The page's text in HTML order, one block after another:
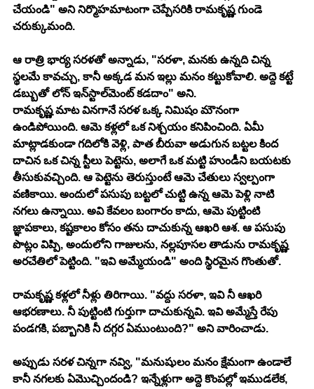
చేయండి" అని నిర్మొహమాటంగా చెప్పేసరికి రామకృష్ణ గుండె
చరుక్కుమంది.
ఆ రాత్రి భార్య సరళతో అన్నాడు, "సరళా, మనకు ఉన్నది చిన్న
స్థలమే కావచ్చు, కానీ అక్కడ మన ఇల్లు మనం కట్టుకోవాలి. అద్దె కట్టే
డబ్బుతో లోన్ ఇన్‌స్టాల్‌మెంట్ కడదాం" అని.
రామకృష్ణ మాట వినగానే సరళ ఒక్క నిమిషం మౌనంగా
ఉండిపోయింది. ఆమె కళ్లలో ఒక నిశ్చయం కనిపించింది. ఏమీ
మాట్లాడకుండా గదిలోకి వెళ్లి, పాత బీరువా అడుగున బట్టల కింద
దాచిన ఒక చిన్న స్టీలు పెట్టెను, అలాగే ఒక మట్టి హుండీని బయటకు
తీసుకువచ్చింది. ఆ పెట్టెను తెరుస్తుంటే ఆమె చేతులు స్వల్పంగా
వణికాయి. అందులో పసుపు బట్టలో చుట్టి ఉన్న ఆమె పెళ్లి నాటి
నగలు ఉన్నాయి. అవి కేవలం బంగారం కాదు, ఆమె పుట్టింటి
జ్ఞాపకాలు, కష్టకాలం కోసం తను దాచుకున్న ఆఖరి ఆశ. ఆ పసుపు
పొట్లం విప్పి, అందులోని గాజులను, నల్లపూసల తాడును రామకృష్ణ
అరచేతిలో పెట్టింది. "ఇవి అమ్మేయండి" అంది స్థిరమైన గొంతుతో.
రామకృష్ణ కళ్లలో నీళ్లు తిరిగాయి. "వద్దు సరళా, ఇవి నీ ఆఖరి
ఆభరణాలు. నీ పుట్టింటి గుర్తుగా దాచుకున్నవి. ఇవి అమ్మేస్తే రేపు
పండగకి, పబ్బానికి నీ దగ్గర ఏముంటుంది?" అని వారించాడు.
అప్పుడు సరళ చిన్నగా నవ్వి, "మనుషులం మనం క్షేమంగా ఉండాలే
కానీ నగలకు ఏమొచ్చిందండి? ఇన్నేళ్లుగా అద్దె కొంపల్లో ఇముడలేక,